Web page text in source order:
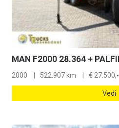
2000 522.907 km € 27.500,-
Vedi